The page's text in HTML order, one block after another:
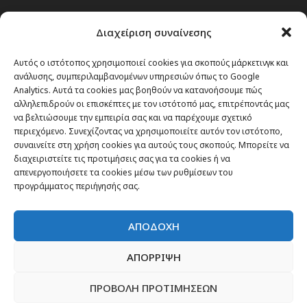
Διαχείριση συναίνεσης
Αυτός ο ιστότοπος χρησιμοποιεί cookies για σκοπούς μάρκετινγκ και
ανάλυσης, συμπεριλαμβανομένων υπηρεσιών όπως το Google
Analytics. Αυτά τα cookies μας βοηθούν να κατανοήσουμε πώς
αλληλεπιδρούν οι επισκέπτες με τον ιστότοπό μας, επιτρέποντάς μας
να βελτιώσουμε την εμπειρία σας και να παρέχουμε σχετικό
περιεχόμενο. Συνεχίζοντας να χρησιμοποιείτε αυτόν τον ιστότοπο,
συναινείτε στη χρήση cookies για αυτούς τους σκοπούς. Μπορείτε να
διαχειριστείτε τις προτιμήσεις σας για τα cookies ή να
απενεργοποιήσετε τα cookies μέσω των ρυθμίσεων του
προγράμματος περιήγησής σας.
ΑΠΟΔΟΧΗ
ΑΠΟΡΡΙΨΗ
ΠΡΟΒΟΛΗ ΠΡΟΤΙΜΗΣΕΩΝ
Passenger στον κόσμο
TRAVEL NEWS
Οργάνωσε το ταξίδι σου
CITY and CULTURE
Newsletter